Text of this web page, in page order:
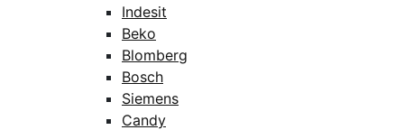
Indesit
Beko
Blomberg
Bosch
Siemens
Candy